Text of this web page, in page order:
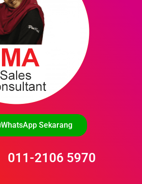
WhatsApp Sekarang
011-2106 5970